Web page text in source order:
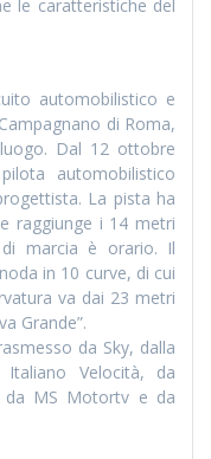
le caratteristiche del
automobilistico e
di Roma,
Dal 12 ottobre
automobilistico
La pista ha
raggiunge i 14 metri
marcia è orario. Il
in 10 curve, di cui
va dai 23 metri
Grande”.
da Sky, dalla
Italiano Velocità, da
da MS Motortv e da